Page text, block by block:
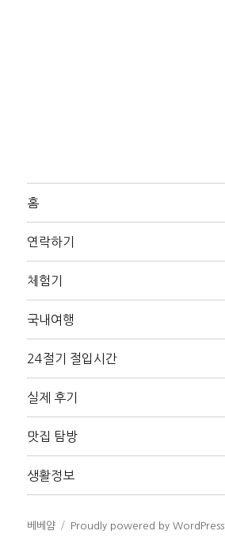
홈
연락하기
체험기
국내여행
24절기 절입시간
실제 후기
맛집 탐방
생활정보
베베얌 Proudly powered by WordPress